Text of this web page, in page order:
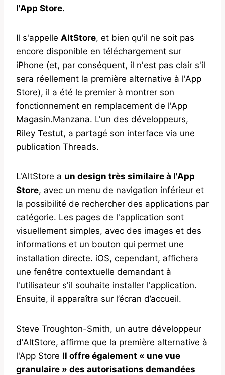
l'App Store.
Il s'appelle AltStore, et bien qu'il ne soit pas
encore disponible en téléchargement sur
iPhone (et, par conséquent, il n'est pas clair s'il
sera réellement la première alternative à l'App
Store), il a été le premier à montrer son
fonctionnement en remplacement de l'App
Magasin.Manzana. L'un des développeurs,
Riley Testut, a partagé son interface via une
publication Threads.
L'AltStore a un design très similaire à l'App
Store, avec un menu de navigation inférieur et
la possibilité de rechercher des applications par
catégorie. Les pages de l'application sont
visuellement simples, avec des images et des
informations et un bouton qui permet une
installation directe. iOS, cependant, affichera
une fenêtre contextuelle demandant à
l'utilisateur s'il souhaite installer l'application.
Ensuite, il apparaîtra sur l’écran d’accueil.
Steve Troughton-Smith, un autre développeur
d'AltStore, affirme que la première alternative à
l'App Store Il offre également « une vue
granulaire » des autorisations demandées